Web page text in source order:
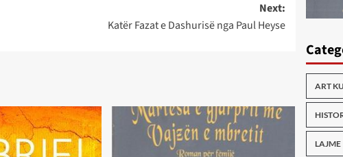
Next:
Katër Fazat e Dashurisë nga Paul Heyse
ART
LAJME